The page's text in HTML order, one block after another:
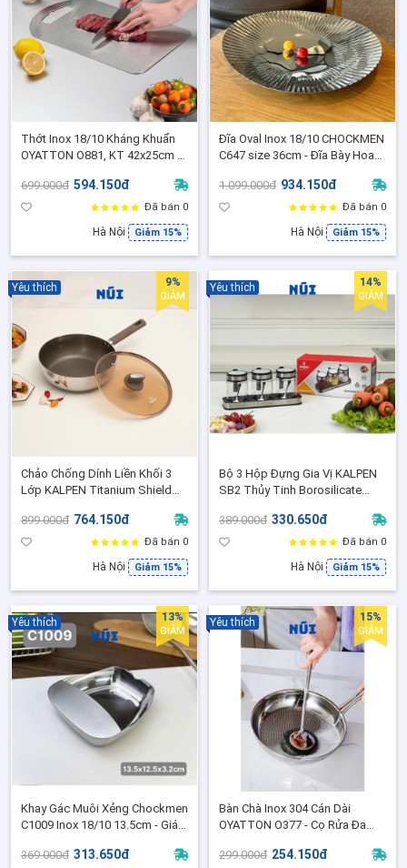
Thớt Inox 18/10 Kháng Khuẩn
OYATTON O881, KT 42x25cm -
Được trong máy rửa bát
699.000đ 594.150đ
Đã bán 0
Hà Nội Giảm 15%
Đĩa Oval Inox 18/10 CHOCKMEN
C647 size 36cm - Đĩa Bày Hoa
Mặt Trời Cao Cấp
1.099.000đ 934.150đ
Đã bán 0
Hà Nội Giảm 15%
Chảo Chống Dính Liền Khối 3
Lớp KALPEN Titanium Shield
20/24/26/28cm Phủ Nano
Titanium Kèm Vung Kính
899.000đ 764.150đ
Đã bán 0
Hà Nội Giảm 15%
Yêu thích 9%
GIẢM
Bộ 3 Hộp Đựng Gia Vị KALPEN
SB2 Thủy Tinh Borosilicate
Nắp Kín Chống Ẩm, Khay Đựng
389.000đ 330.650đ
Đã bán 0
Hà Nội Giảm 15%
Yêu thích 14%
GIẢM
Khay Gác Muôi Xẻng Chockmen
C1009 Inox 18/10 13.5cm - Giá
CKM-CSZJ13
369.000đ 313.650đ
Yêu thích 13%
GIẢM
Bàn Chà Inox 304 Cán Dài
OYATTON O377 - Cọ Rửa Đa
Chống Gỉ
299.000đ 254.150đ
Yêu thích 15%
GIẢM